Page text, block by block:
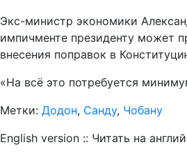
Экс-министр экономики
импичменте президенту может
внесения поправок в
«На всё это потребуется
Метки: Додон, Санду, Чобану
English version :: Читать на